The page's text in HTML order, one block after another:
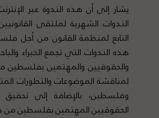
يشار إلى أن هذه الندوة عبر
الندوات الشهرية لملتقى
التابع لمنظمة القانون من أجل
هذه الندوات التي تجمع الخبراء
والحقوقيين والمهتمين بفلسطين
لمناقشة الموضوعات والتطورات
وفلسطين، بالإضافة إلى تحقيق
الحقوقيين المهتمين بفلسطين من